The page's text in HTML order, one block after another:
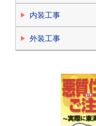
内装工事
外装工事